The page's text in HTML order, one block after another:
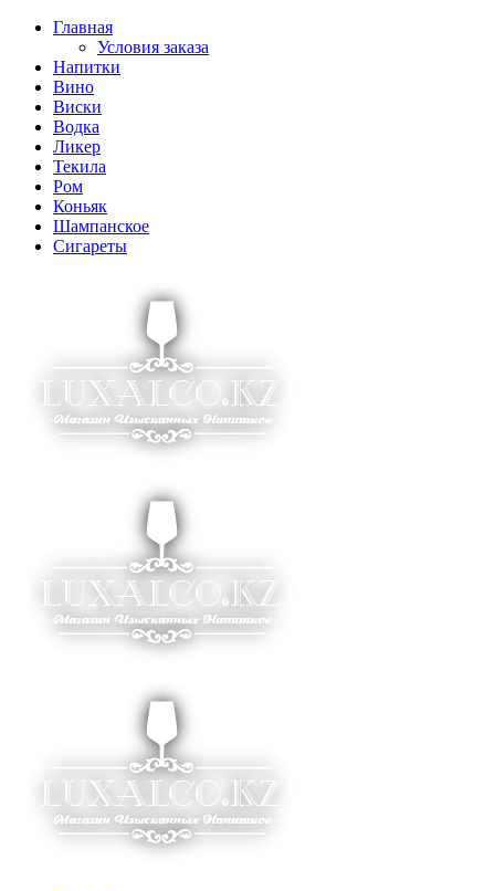
Главная
Условия заказа
Напитки
Вино
Виски
Водка
Ликер
Текила
Ром
Коньяк
Шампанское
Сигареты